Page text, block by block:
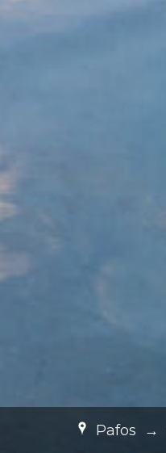
Pafos →